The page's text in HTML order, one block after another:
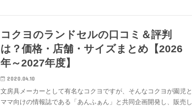
コクヨのランドセルの口コミ＆評判
は？価格・店舗・サイズまとめ【2026
年～2027年度】
2020.04.10
文房具メーカーとして有名なコクヨですが、そんなコクヨが園児と
ママ向けの情報誌である「あんふぁん」と共同企画開発し、販売し